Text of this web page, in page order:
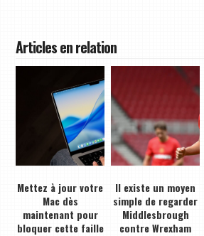
Articles en relation
Mettez à jour votre
Mac dès
maintenant pour
bloquer cette faille
Il existe un moyen
simple de regarder
Middlesbrough
contre Wrexham